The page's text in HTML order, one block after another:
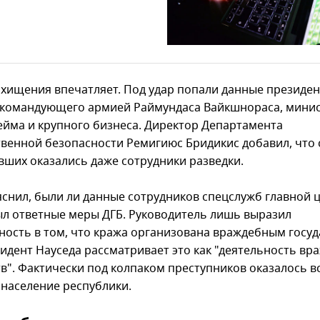
впечатляет. Под удар попали данные
армией Раймундаса Вайкшнораса,
и крупного бизнеса. Директор Департамента
безопасности Ремигиюс Бридикис добавил, что
оказались даже сотрудники разведки.
были ли данные сотрудников спецслужб главной
ответные меры ДГБ. Руководитель лишь выразил
в том, что кража организована враждебным
Науседа рассматривает это как "деятельность
Фактически под колпаком преступников оказалось
республики.